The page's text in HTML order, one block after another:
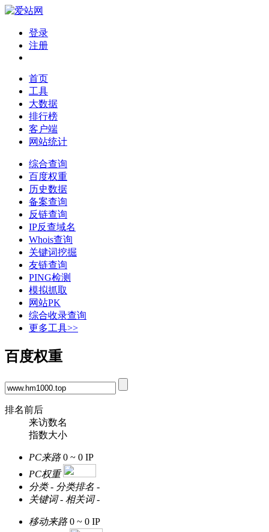
登录
注册
首页
工具
大数据
排行榜
客户端
网站统计
综合查询
百度权重
历史数据
备案查询
反链查询
IP反查域名
Whois查询
关键词挖掘
友链查询
PING检测
模拟抓取
网站PK
综合收录查询
更多工具>>
百度权重
排名前后
来访数名
指数大小
PC来路 0 ~ 0 IP
PC权重
分类 - 分类排名 -
关键词 - 相关词 -
移动来路 0 ~ 0 IP